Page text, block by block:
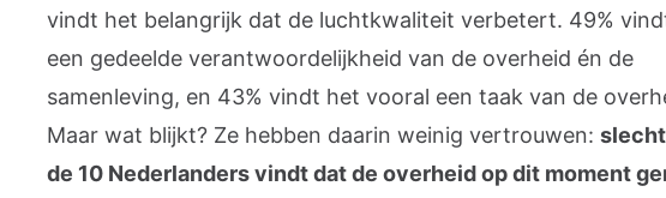
vindt het belangrijk dat de luchtkwaliteit verbetert. 49%
een gedeelde verantwoordelijkheid van de overheid én de
samenleving, en 43% vindt het vooral een taak van de
Maar wat blijkt? Ze hebben daarin weinig vertrouwen:
de 10 Nederlanders vindt dat de overheid op dit moment